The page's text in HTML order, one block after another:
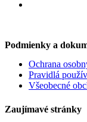
Podmienky a
Ochrana
Pravidlá
Všeobecné
Zaujímavé stránky